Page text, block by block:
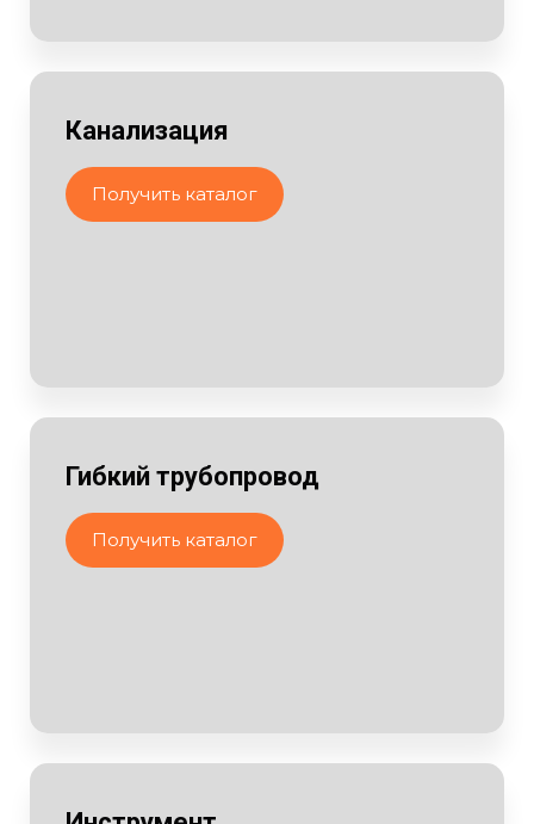
Канализация
Получить каталог
Гибкий трубопровод
Получить каталог